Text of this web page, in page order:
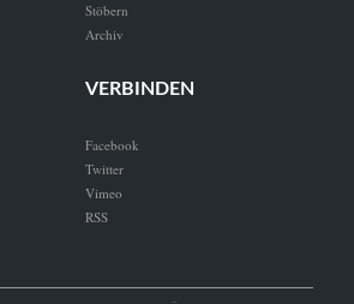
Stöbern
Archiv
VERBINDEN
Facebook
Twitter
Vimeo
RSS